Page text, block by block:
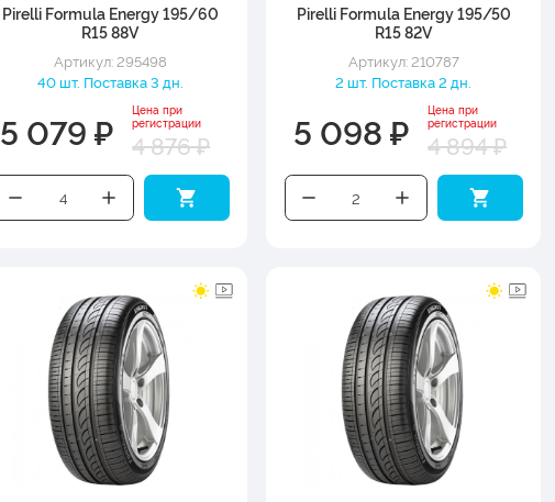
Pirelli Formula Energy 195/60
R15 88V
Артикул: 295498
40 шт. Поставка 3 дн.
5 079 ₽
Цена при
регистрации
4 876 ₽
Pirelli Formula Energy 195/50
R15 82V
Артикул: 210787
2 шт. Поставка 2 дн.
5 098 ₽
Цена при
регистрации
4 894 ₽